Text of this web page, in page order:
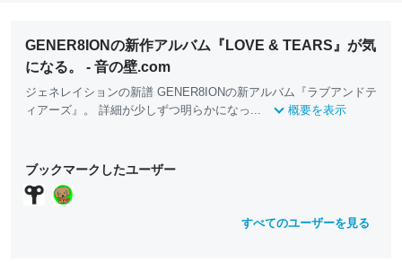
GENER8IONの新作アルバム『LOVE & TEARS』が気
になる。 - 音の壁.com
ジェネレイションの新譜 GENER8IONの新アルバム『ラブアンドテ
ィアーズ』。 詳細が少しずつ明らかになっ...
概要を表示
ブックマークしたユーザー
すべてのユーザーを見る